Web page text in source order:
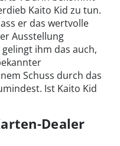
Kaito Kid zu tun.
er das wertvolle
Ausstellung
ihm das auch,
Schuss durch das
Ist Kaito Kid
Dealer